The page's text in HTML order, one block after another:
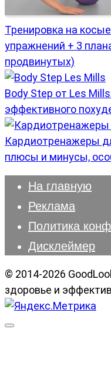
Тренировка на
упражнений + 3
продвинутых)
Body Step от Les
эффективного
Кардиотренажеры
плюсы и минусы,
На главную
Реклама
Политика
Дисклеймер
© 2014-2026
здоровье и